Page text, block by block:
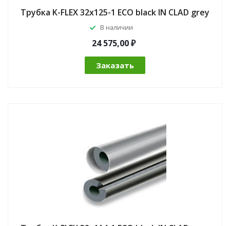
Трубка K-FLEX 32x125-1 ECO black IN CLAD grey
В наличии
24 575,00 ₽
Заказать